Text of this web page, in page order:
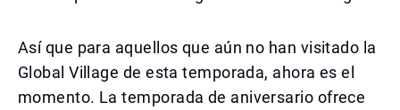
Así que para aquellos que aún no han visitado la
Global Village de esta temporada, ahora es el
momento. La temporada de aniversario ofrece